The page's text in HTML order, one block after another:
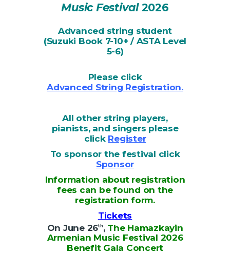
Music Festival 2026
Advanced string student
(Suzuki Book 7-10+ / ASTA Level
5-6)
Please click
Advanced String Registration.
All other string players,
pianists, and singers please
click Register
To sponsor the festival click
Sponsor
Information about registration
fees can be found on the
registration form.
Tickets
On June 26th , The Hamazkayin
Armenian Music Festival 2026
Benefit Gala Concert